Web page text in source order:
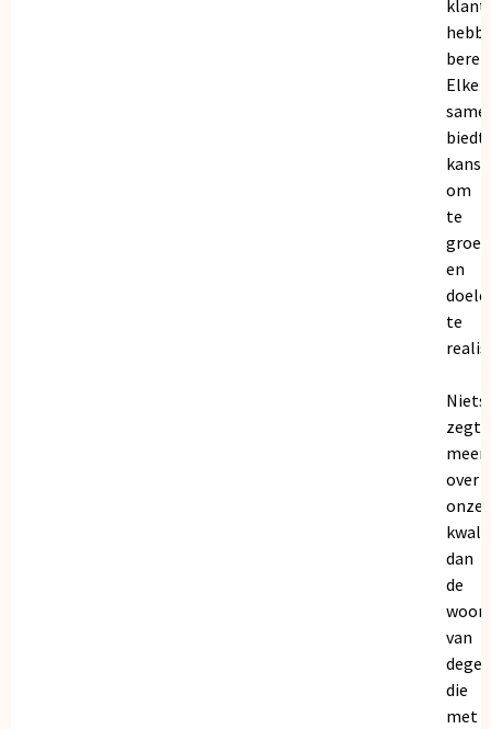
Elke
biedt
om
te
en
te
Niets
zegt
meer
over
onze
dan
de
van
die
met